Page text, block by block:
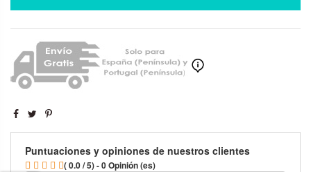
Puntuaciones y opiniones de nuestros clientes
( 0.0 / 5) - 0 Opinión (es)